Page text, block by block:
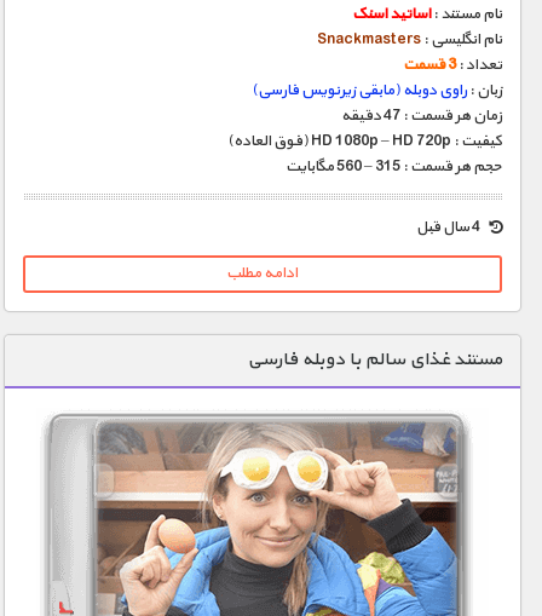
نام مستند :اساتید اسنک
نام انگلیسی : Snackmasters
تعداد :3 قسمت
زبان : راوی دوبله (مابقی زیرنویس فارسی)
زمان هر قسمت : 47 دقیقه
کیفیت : HD 1080p – HD 720p (فوق العاده)
حجم هر قسمت : 315 – 560 مگابایت
ادامه مطلب
مستند غذای سالم با دوبله فارسی